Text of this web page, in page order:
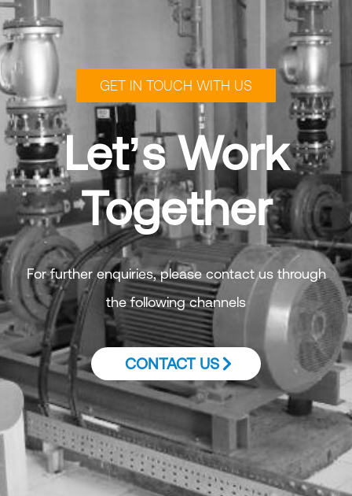
GET IN TOUCH WITH US
Let’s Work
Together
For further enquiries, please contact us through
the following channels
CONTACT US